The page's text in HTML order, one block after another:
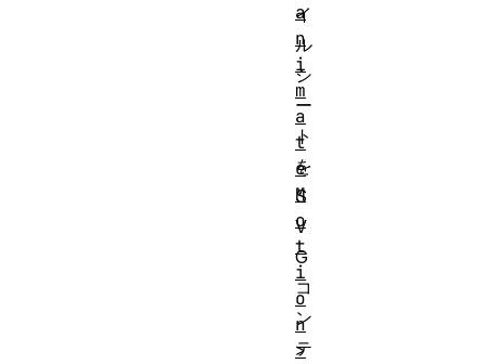
イ
ル
シ
ー
ト
を
S
V
G
コ
ン
テ
a
n
i
m
a
t
e
M
o
t
i
o
n
>